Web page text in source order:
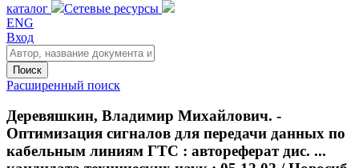
каталог
Сетевые ресурсы
ENG
Вход
Поиск
Расширенный поиск
Деревяшкин, Владимир Михайлович. -
Оптимизация сигналов для передачи данных по
кабельным линиям ГТС : автореферат дис. ...